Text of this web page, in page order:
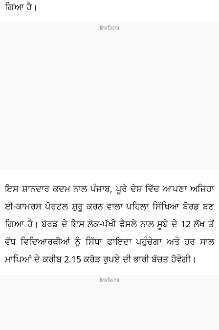
ਗਿਆ ਹੈ।
ਇਸ ਸ਼ਾਨਦਾਰ ਕਦਮ ਨਾਲ ਪੰਜਾਬ, ਪੂਰੇ ਦੇਸ਼ ਵਿੱਚ ਆਪਣਾ ਅਜਿਹਾ
ਈ-ਕਾਮਰਸ ਪੋਰਟਲ ਸ਼ੁਰੂ ਕਰਨ ਵਾਲਾ ਪਹਿਲਾ ਸਿੱਖਿਆ ਬੋਰਡ ਬਣ
ਗਿਆ ਹੈ। ਬੋਰਡ ਦੇ ਇਸ ਲੋਕ-ਪੱਖੀ ਫੈਸਲੇ ਨਾਲ ਸੂਬੇ ਦੇ 12 ਲੱਖ ਤੋਂ
ਵੱਧ ਵਿਦਿਆਰਥੀਆਂ ਨੂੰ ਸਿੱਧਾ ਫਾਇਦਾ ਪਹੁੰਚੇਗਾ ਅਤੇ ਹਰ ਸਾਲ
ਮਾਪਿਆਂ ਦੇ ਕਰੀਬ 2.15 ਕਰੋੜ ਰੁਪਏ ਦੀ ਭਾਰੀ ਬੱਚਤ ਹੋਵੇਗੀ।